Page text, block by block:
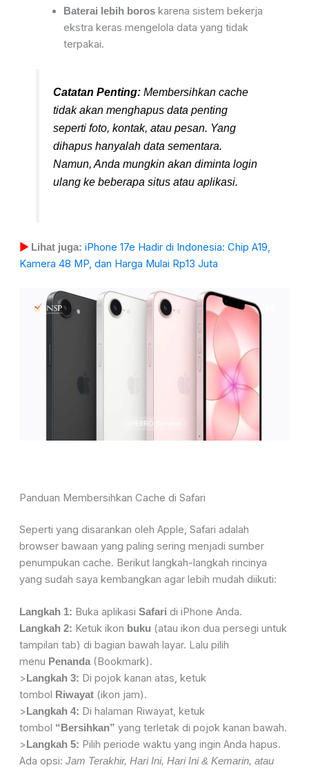
Baterai lebih boroskarena sistem bekerja
ekstra keras mengelola data yang tidak
terpakai.
Catatan Penting:Membersihkan cache
tidak akan menghapus data penting
seperti foto, kontak, atau pesan. Yang
dihapus hanyalah data sementara.
Namun, Anda mungkin akan diminta login
ulang ke beberapa situs atau aplikasi.
▶Lihat juga: iPhone 17e Hadir di Indonesia: Chip A19,
Kamera 48 MP, dan Harga Mulai Rp13 Juta
Panduan Membersihkan Cache di Safari
Seperti yang disarankan oleh Apple, Safari adalah
browser bawaan yang paling sering menjadi sumber
penumpukan cache. Berikut langkah-langkah rincinya
yang sudah saya kembangkan agar lebih mudah diikuti:
Langkah 1: Buka aplikasi Safari di iPhone Anda.
Langkah 2: Ketuk ikon buku (atau ikon dua persegi untuk
tampilan tab) di bagian bawah layar. Lalu pilih
menu Penanda(Bookmark).
> Langkah 3: Di pojok kanan atas, ketuk
tombol Riwayat(ikon jam).
> Langkah 4: Di halaman Riwayat, ketuk
tombol “Bersihkan” yang terletak di pojok kanan bawah.
> Langkah 5: Pilih periode waktu yang ingin Anda hapus.
Ada opsi: Jam Terakhir, Hari Ini, Hari Ini & Kemarin, atau